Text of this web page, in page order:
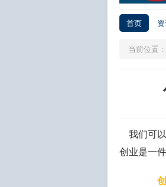
首页
当前位置：
我们可以
创业是一